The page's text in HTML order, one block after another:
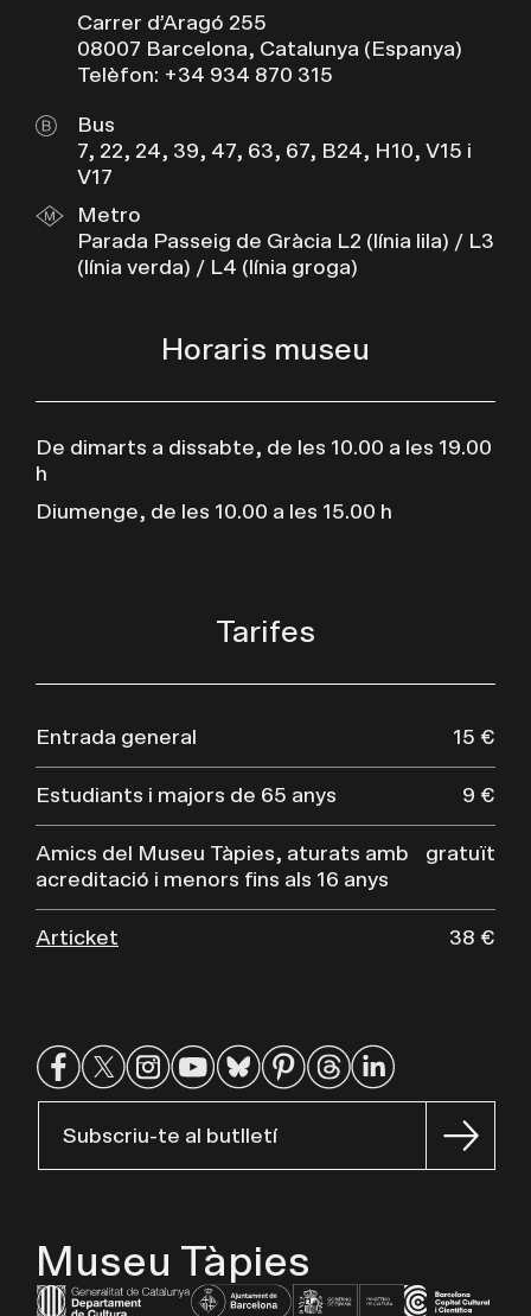
Carrer d’Aragó 255
08007 Barcelona, Catalunya (Espanya)
Telèfon: +34 934 870 315
Bus
7, 22, 24, 39, 47, 63, 67, B24, H10, V15 i
V17
Metro
Parada Passeig de Gràcia L2 (línia lila) / L3
(línia verda) / L4 (línia groga)
Horaris museu
De dimarts a dissabte, de les 10.00 a les 19.00
h
Diumenge, de les 10.00 a les 15.00 h
Tarifes
Entrada general 15 €
Estudiants i majors de 65 anys 9 €
Amics del Museu Tàpies, aturats amb
acreditació i menors fins als 16 anys
gratuït
Articket 38 €
Subscriu-te al butlletí
Museu Tàpies